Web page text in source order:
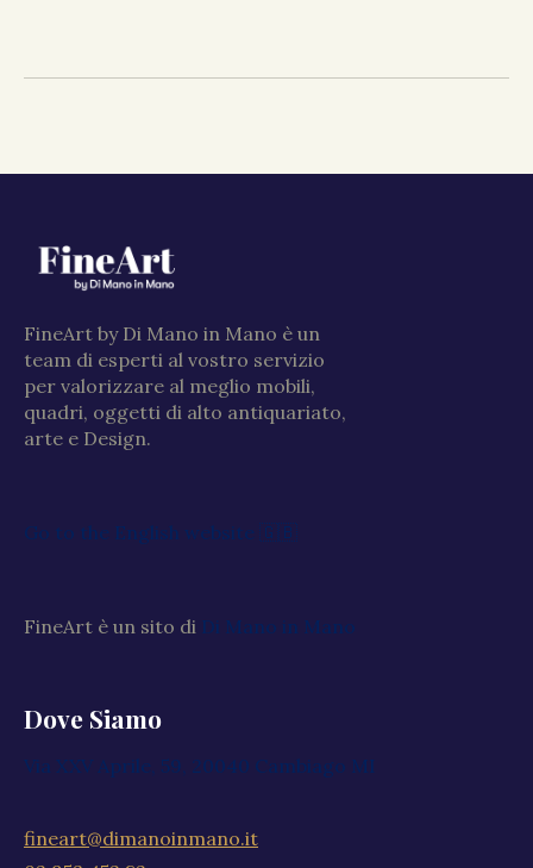
FineArt by Di Mano in Mano è un
team di esperti al vostro servizio
per valorizzare al meglio mobili,
quadri, oggetti di alto antiquariato,
arte e Design.
Go to the English website 🇬🇧
FineArt è un sito di Di Mano in Mano
Dove Siamo
Via XXV Aprile, 59, 20040 Cambiago MI
fineart@dimanoinmano.it